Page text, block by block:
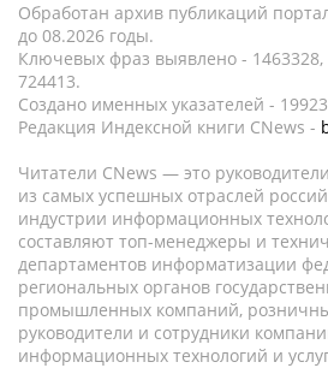
Обработан архив публикаций
до 08.2026 годы.
Ключевых фраз выявлено - 1463328,
724413.
Создано именных указателей -
Редакция Индексной книги CNews -
Читатели CNews — это
из самых успешных отраслей
индустрии информационных
составляют топ-менеджеры и
департаментов информатизации
региональных органов
промышленных компаний,
руководители и сотрудники
информационных технологий и